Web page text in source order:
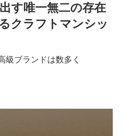
す唯一無二の存在
クラフトマンシッ
級ブランドは数多く